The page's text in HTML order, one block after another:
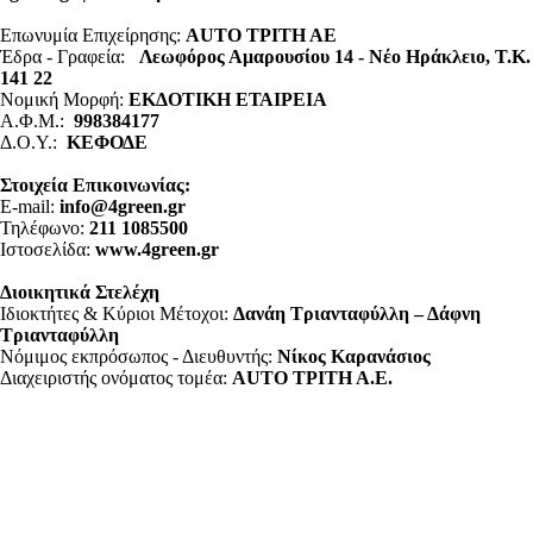
Επωνυμία Επιχείρησης: AUTO ΤΡΙΤΗ ΑΕ
Έδρα - Γραφεία: Λεωφόρος Αμαρουσίου 14 - Νέο Ηράκλειο, Τ.Κ.
141 22
Νομική Μορφή: ΕΚΔΟΤΙΚΗ ΕΤΑΙΡΕΙΑ
Α.Φ.Μ.: 998384177
Δ.Ο.Υ.: ΚΕΦΟΔΕ
Στοιχεία Επικοινωνίας:
E-mail: info@4green.gr
Τηλέφωνο: 211 1085500
Ιστοσελίδα: www.4green.gr
Διοικητικά Στελέχη
Ιδιοκτήτες & Κύριοι Μέτοχοι: Δανάη Τριανταφύλλη – Δάφνη
Τριανταφύλλη
Νόμιμος εκπρόσωπος - Διευθυντής: Νίκος Καρανάσιος
Διαχειριστής ονόματος τομέα: ΑUTO ΤΡΙΤΗ Α.Ε.